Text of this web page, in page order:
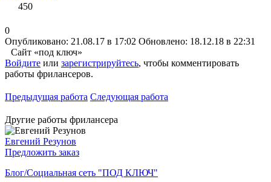
450
0
Опубликовано: 21.08.17 в 17:02 Обновлено: 18.12.18 в 22:31
Сайт «под ключ»
Войдите или зарегистрируйтесь, чтобы комментировать
работы фрилансеров.
Предыдущая работа Следующая работа
Другие работы фрилансера
Евгений Резунов
Предложить заказ
Блог/Социальная сеть "ПОД КЛЮЧ"